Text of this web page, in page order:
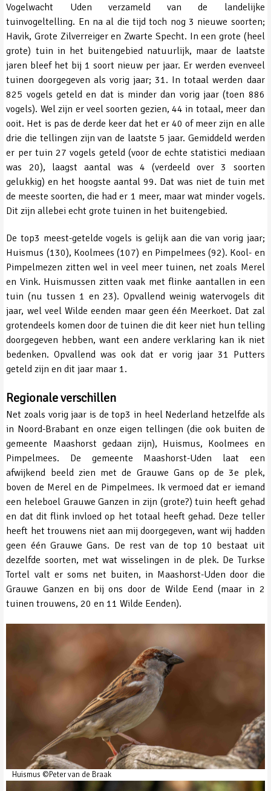
Vogelwacht Uden verzameld van de landelijke
tuinvogeltelling. En na al die tijd toch nog 3 nieuwe soorten;
Havik, Grote Zilverreiger en Zwarte Specht. In een grote (heel
grote) tuin in het buitengebied natuurlijk, maar de laatste
jaren bleef het bij 1 soort nieuw per jaar. Er werden evenveel
tuinen doorgegeven als vorig jaar; 31. In totaal werden daar
825 vogels geteld en dat is minder dan vorig jaar (toen 886
vogels). Wel zijn er veel soorten gezien, 44 in totaal, meer dan
ooit. Het is pas de derde keer dat het er 40 of meer zijn en alle
drie die tellingen zijn van de laatste 5 jaar. Gemiddeld werden
er per tuin 27 vogels geteld (voor de echte statistici mediaan
was 20), laagst aantal was 4 (verdeeld over 3 soorten
gelukkig) en het hoogste aantal 99. Dat was niet de tuin met
de meeste soorten, die had er 1 meer, maar wat minder vogels.
Dit zijn allebei echt grote tuinen in het buitengebied.
De top3 meest-getelde vogels is gelijk aan die van vorig jaar;
Huismus (130), Koolmees (107) en Pimpelmees (92). Kool- en
Pimpelmezen zitten wel in veel meer tuinen, net zoals Merel
en Vink. Huismussen zitten vaak met flinke aantallen in een
tuin (nu tussen 1 en 23). Opvallend weinig watervogels dit
jaar, wel veel Wilde eenden maar geen één Meerkoet. Dat zal
grotendeels komen door de tuinen die dit keer niet hun telling
doorgegeven hebben, want een andere verklaring kan ik niet
bedenken. Opvallend was ook dat er vorig jaar 31 Putters
geteld zijn en dit jaar maar 1.
Regionale verschillen
Net zoals vorig jaar is de top3 in heel Nederland hetzelfde als
in Noord-Brabant en onze eigen tellingen (die ook buiten de
gemeente Maashorst gedaan zijn), Huismus, Koolmees en
Pimpelmees. De gemeente Maashorst-Uden laat een
afwijkend beeld zien met de Grauwe Gans op de 3e plek,
boven de Merel en de Pimpelmees. Ik vermoed dat er iemand
een heleboel Grauwe Ganzen in zijn (grote?) tuin heeft gehad
en dat dit flink invloed op het totaal heeft gehad. Deze teller
heeft het trouwens niet aan mij doorgegeven, want wij hadden
geen één Grauwe Gans. De rest van de top 10 bestaat uit
dezelfde soorten, met wat wisselingen in de plek. De Turkse
Tortel valt er soms net buiten, in Maashorst-Uden door die
Grauwe Ganzen en bij ons door de Wilde Eend (maar in 2
tuinen trouwens, 20 en 11 Wilde Eenden).
Huismus ©Peter van de Braak